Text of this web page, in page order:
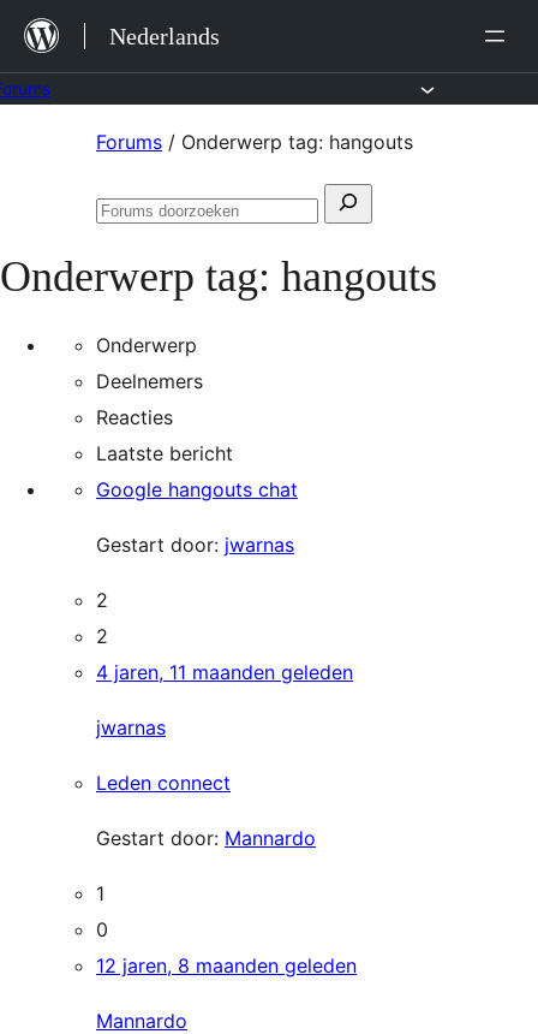
naar
de
Nederlands
Forums / Onderwerp tag: hangouts
Zoeken
Forums
Onderwerp tag: hangouts
Onderwerp
Deelnemers
Reacties
Laatste bericht
Google hangouts chat
Gestart door: jwarnas
2
2
4 jaren, 11 maanden geleden
jwarnas
Leden connect
Gestart door: Mannardo
1
0
12 jaren, 8 maanden geleden
Mannardo